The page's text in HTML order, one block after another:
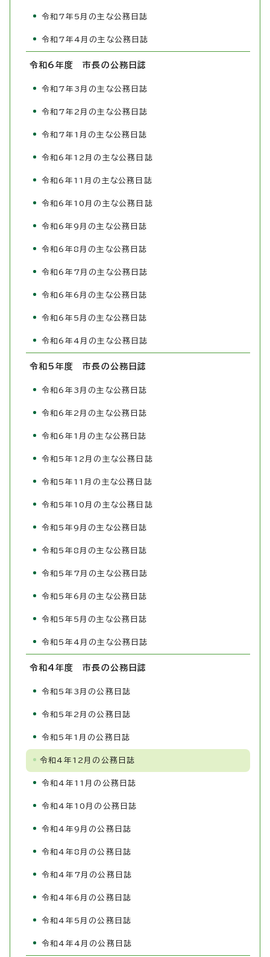
令和7年5月の主な公務日誌
令和7年4月の主な公務日誌
令和6年度 市長の公務日誌
令和7年3月の主な公務日誌
令和7年2月の主な公務日誌
令和7年1月の主な公務日誌
令和6年12月の主な公務日誌
令和6年11月の主な公務日誌
令和6年10月の主な公務日誌
令和6年9月の主な公務日誌
令和6年8月の主な公務日誌
令和6年7月の主な公務日誌
令和6年6月の主な公務日誌
令和6年5月の主な公務日誌
令和6年4月の主な公務日誌
令和5年度 市長の公務日誌
令和6年3月の主な公務日誌
令和6年2月の主な公務日誌
令和6年1月の主な公務日誌
令和5年12月の主な公務日誌
令和5年11月の主な公務日誌
令和5年10月の主な公務日誌
令和5年9月の主な公務日誌
令和5年8月の主な公務日誌
令和5年7月の主な公務日誌
令和5年6月の主な公務日誌
令和5年5月の主な公務日誌
令和5年4月の主な公務日誌
令和4年度 市長の公務日誌
令和5年3月の公務日誌
令和5年2月の公務日誌
令和5年1月の公務日誌
令和4年12月の公務日誌
令和4年11月の公務日誌
令和4年10月の公務日誌
令和4年9月の公務日誌
令和4年8月の公務日誌
令和4年7月の公務日誌
令和4年6月の公務日誌
令和4年5月の公務日誌
令和4年4月の公務日誌